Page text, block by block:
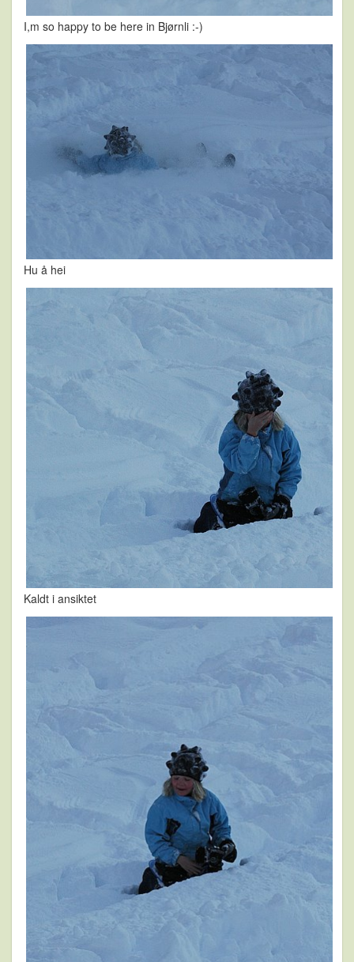
I,m so happy to be here in Bjørnli :-)
Hu å hei
Kaldt i ansiktet